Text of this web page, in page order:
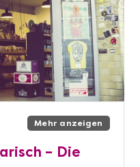
Mehr anzeigen
– Die